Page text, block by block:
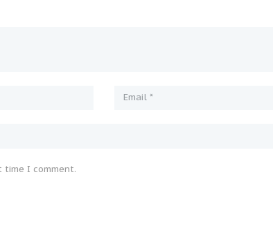
time I comment.